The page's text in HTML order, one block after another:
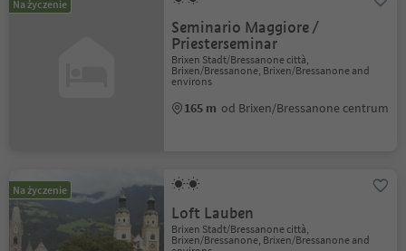
Na życzenie
Seminario Maggiore /
Priesterseminar
Brixen Stadt/Bressanone città,
Brixen/Bressanone, Brixen/Bressanone and
environs
165 m od Brixen/Bressanone centrum
Na życzenie
Loft Lauben
Brixen Stadt/Bressanone città,
Brixen/Bressanone, Brixen/Bressanone and